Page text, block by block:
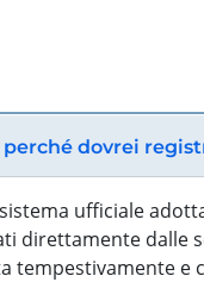
dovrei
ufficiale
direttamente dalle
tempestivamente